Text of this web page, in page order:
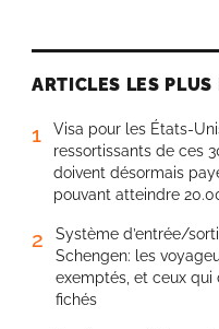
ARTICLES LES PLUS
1
Visa pour les États-
ressortissants de ces
doivent désormais
pouvant atteindre
2
Système d’entrée/
Schengen: les
exemptés, et ceux qui
fichés